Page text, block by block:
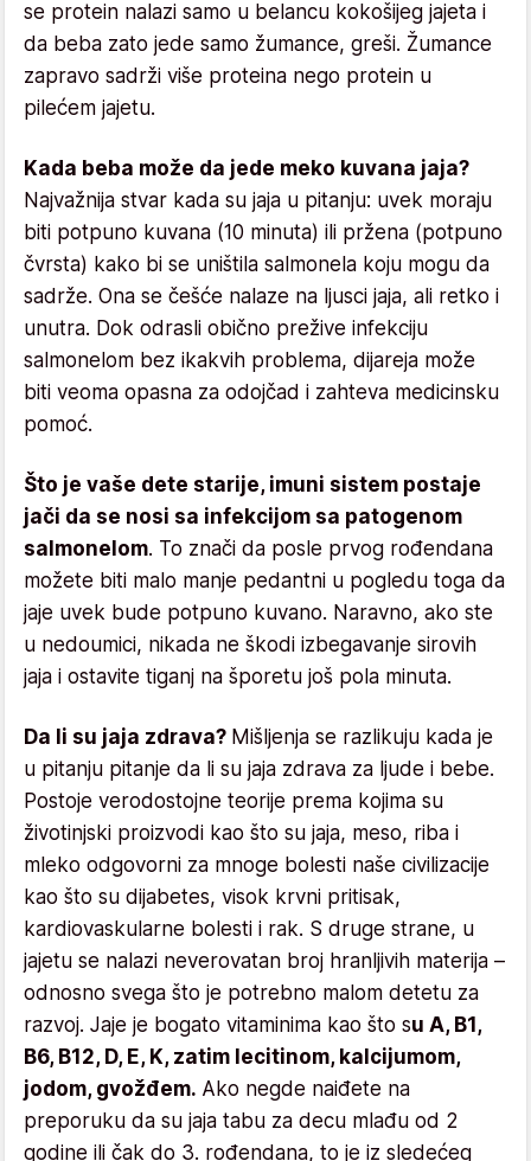
se protein nalazi samo u belancu kokošijeg jajeta i
da beba zato jede samo žumance, greši. Žumance
zapravo sadrži više proteina nego protein u
pilećem jajetu.
Kada beba može da jede meko kuvana jaja?
Najvažnija stvar kada su jaja u pitanju: uvek moraju
biti potpuno kuvana (10 minuta) ili pržena (potpuno
čvrsta) kako bi se uništila salmonela koju mogu da
sadrže. Ona se češće nalaze na ljusci jaja, ali retko i
unutra. Dok odrasli obično prežive infekciju
salmonelom bez ikakvih problema, dijareja može
biti veoma opasna za odojčad i zahteva medicinsku
pomoć.
Što je vaše dete starije, imuni sistem postaje
jači da se nosi sa infekcijom sa patogenom
salmonelom. To znači da posle prvog rođendana
možete biti malo manje pedantni u pogledu toga da
jaje uvek bude potpuno kuvano. Naravno, ako ste
u nedoumici, nikada ne škodi izbegavanje sirovih
jaja i ostavite tiganj na šporetu još pola minuta.
Da li su jaja zdrava? Mišljenja se razlikuju kada je
u pitanju pitanje da li su jaja zdrava za ljude i bebe.
Postoje verodostojne teorije prema kojima su
životinjski proizvodi kao što su jaja, meso, riba i
mleko odgovorni za mnoge bolesti naše civilizacije
kao što su dijabetes, visok krvni pritisak,
kardiovaskularne bolesti i rak. S druge strane, u
jajetu se nalazi neverovatan broj hranljivih materija –
odnosno svega što je potrebno malom detetu za
razvoj. Jaje je bogato vitaminima kao što su A, B1,
B6, B12, D, E, K, zatim lecitinom, kalcijumom,
jodom, gvožđem. Ako negde naiđete na
preporuku da su jaja tabu za decu mlađu od 2
godine ili čak do 3. rođendana, to je iz sledećeg